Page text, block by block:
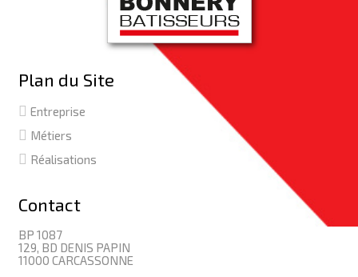
Plan du Site
Entreprise
Métiers
Réalisations
Contact
BP 1087
129, BD DENIS PAPIN
11000 CARCASSONNE